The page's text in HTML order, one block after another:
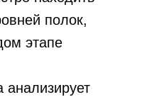
полок,
этапе
анализирует